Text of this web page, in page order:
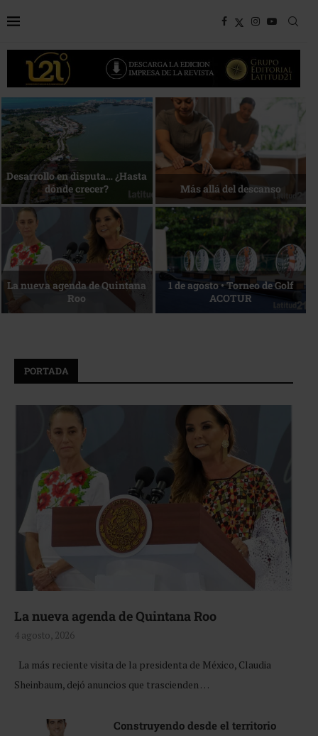
Bottega, un viaje servido a la
mesa
Energía que Impulsa la
competitividad
Reconocimiento de viajeros La esencia del servicio
PORTADA
La nueva agenda de Quintana Roo
4 agosto, 2026
La más reciente visita de la presidenta de México, Claudia
Sheinbaum, dejó anuncios que trascienden …
Construyendo desde el territorio